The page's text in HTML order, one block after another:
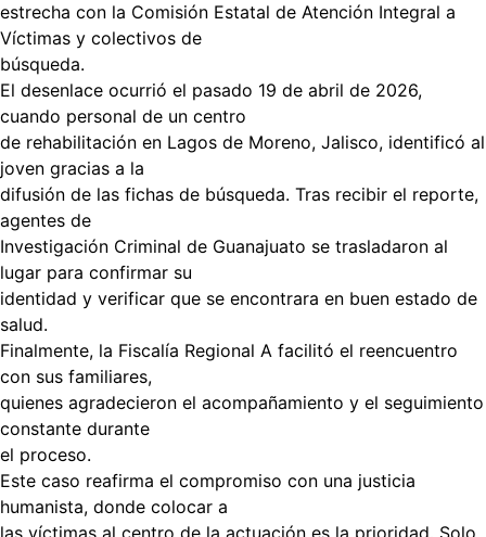
estrecha con la Comisión Estatal de Atención Integral a
Víctimas y colectivos de
búsqueda.
El desenlace ocurrió el pasado 19 de abril de 2026,
cuando personal de un centro
de rehabilitación en Lagos de Moreno, Jalisco, identificó al
joven gracias a la
difusión de las fichas de búsqueda. Tras recibir el reporte,
agentes de
Investigación Criminal de Guanajuato se trasladaron al
lugar para confirmar su
identidad y verificar que se encontrara en buen estado de
salud.
Finalmente, la Fiscalía Regional A facilitó el reencuentro
con sus familiares,
quienes agradecieron el acompañamiento y el seguimiento
constante durante
el proceso.
Este caso reafirma el compromiso con una justicia
humanista, donde colocar a